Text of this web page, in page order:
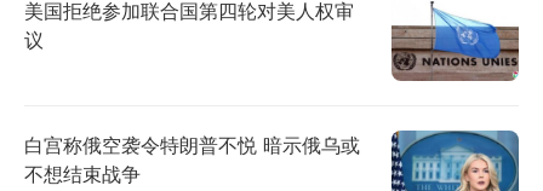
美国拒绝参加联合国第四轮对美人权审
议
白宫称俄空袭令特朗普不悦 暗示俄乌或
不想结束战争